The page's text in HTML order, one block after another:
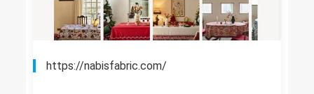
https://nabisfabric.com/